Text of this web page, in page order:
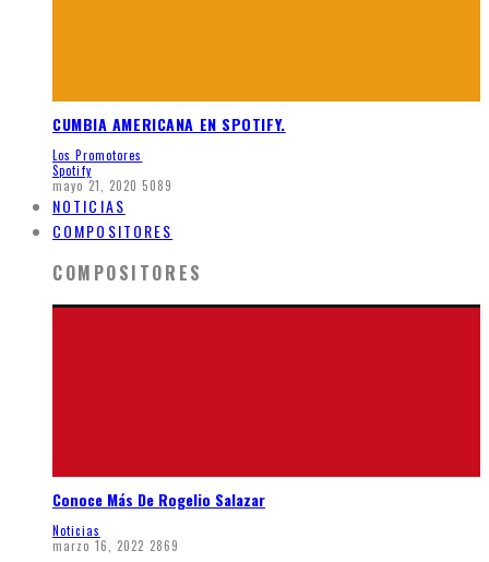
CUMBIA AMERICANA EN SPOTIFY.
Los Promotores
Spotify
mayo 21, 2020 5089
NOTICIAS
COMPOSITORES
COMPOSITORES
Conoce Más De Rogelio Salazar
Noticias
marzo 16, 2022 2869